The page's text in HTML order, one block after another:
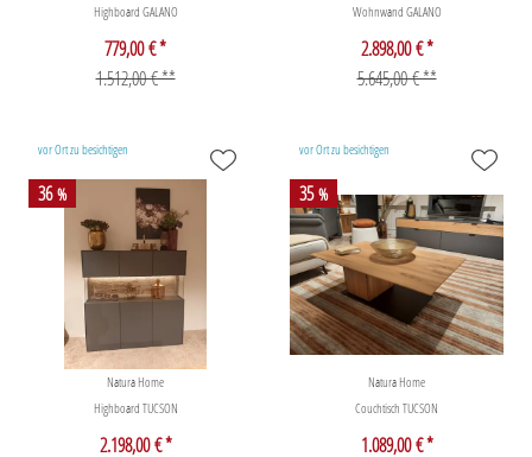
Highboard GALANO
779,00 € *
1.512,00 € **
Wohnwand GALANO
2.898,00 € *
5.645,00 € **
vor Ort zu besichtigen
36%
Natura Home
Highboard TUCSON
2.198,00 € *
vor Ort zu besichtigen
35%
Natura Home
Couchtisch TUCSON
1.089,00 € *